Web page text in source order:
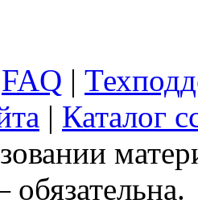
FAQ |
| Каталог